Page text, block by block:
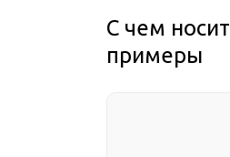
C чем
примеры